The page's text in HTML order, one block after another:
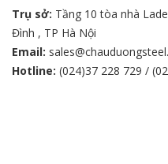
Trụ sở: Tầng 10 tòa nhà
Đình , TP Hà Nội
Email:
Hotline: (024)37 228 729 /